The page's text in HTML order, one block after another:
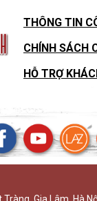
THÔNG TIN
CHÍNH SÁCH
HỖ TRỢ